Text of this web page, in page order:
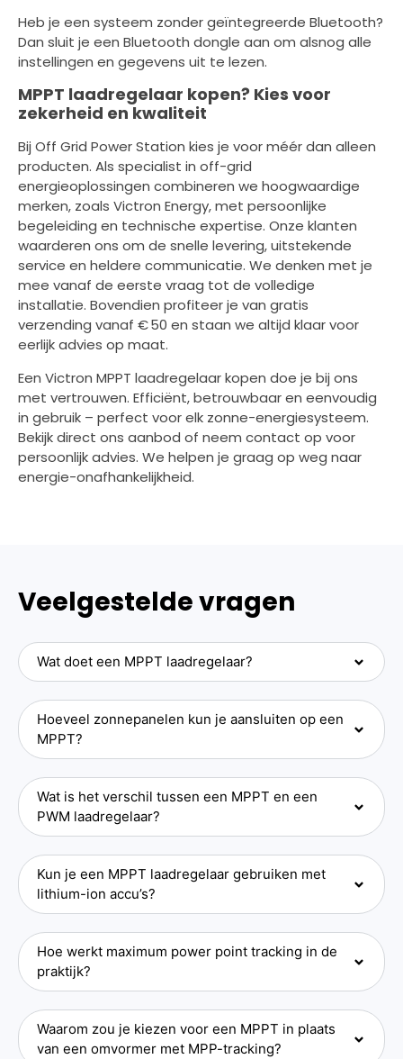
Heb je een systeem zonder geïntegreerde Bluetooth?
Dan sluit je een Bluetooth dongle aan om alsnog alle
instellingen en gegevens uit te lezen.
MPPT laadregelaar kopen? Kies voor
zekerheid en kwaliteit
Bij Off Grid Power Station kies je voor méér dan alleen
producten. Als specialist in off-grid
energieoplossingen combineren we hoogwaardige
merken, zoals Victron Energy, met persoonlijke
begeleiding en technische expertise. Onze klanten
waarderen ons om de snelle levering, uitstekende
service en heldere communicatie. We denken met je
mee vanaf de eerste vraag tot de volledige
installatie. Bovendien profiteer je van gratis
verzending vanaf € 50 en staan we altijd klaar voor
eerlijk advies op maat.
Een Victron MPPT laadregelaar kopen doe je bij ons
met vertrouwen. Efficiënt, betrouwbaar en eenvoudig
in gebruik – perfect voor elk zonne-energiesysteem.
Bekijk direct ons aanbod of neem contact op voor
persoonlijk advies. We helpen je graag op weg naar
energie-onafhankelijkheid.
Veelgestelde vragen
Wat doet een MPPT laadregelaar?
Hoeveel zonnepanelen kun je aansluiten op een
MPPT?
Wat is het verschil tussen een MPPT en een
PWM laadregelaar?
Kun je een MPPT laadregelaar gebruiken met
lithium-ion accu’s?
Hoe werkt maximum power point tracking in de
praktijk?
Waarom zou je kiezen voor een MPPT in plaats
van een omvormer met MPP-tracking?